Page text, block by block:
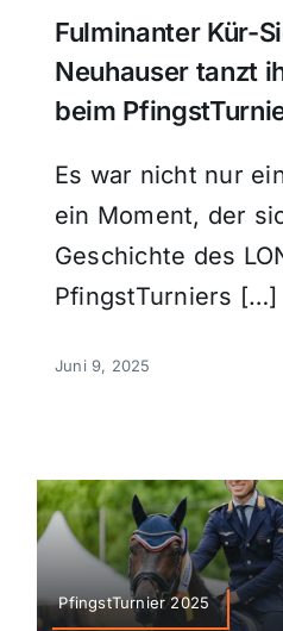
Fulminanter Kür-
Neuhauser tanzt
beim
Es war nicht nur
ein Moment, der
Geschichte des
PfingstTurniers […]
Juni 9, 2025
PfingstTurnier 2025